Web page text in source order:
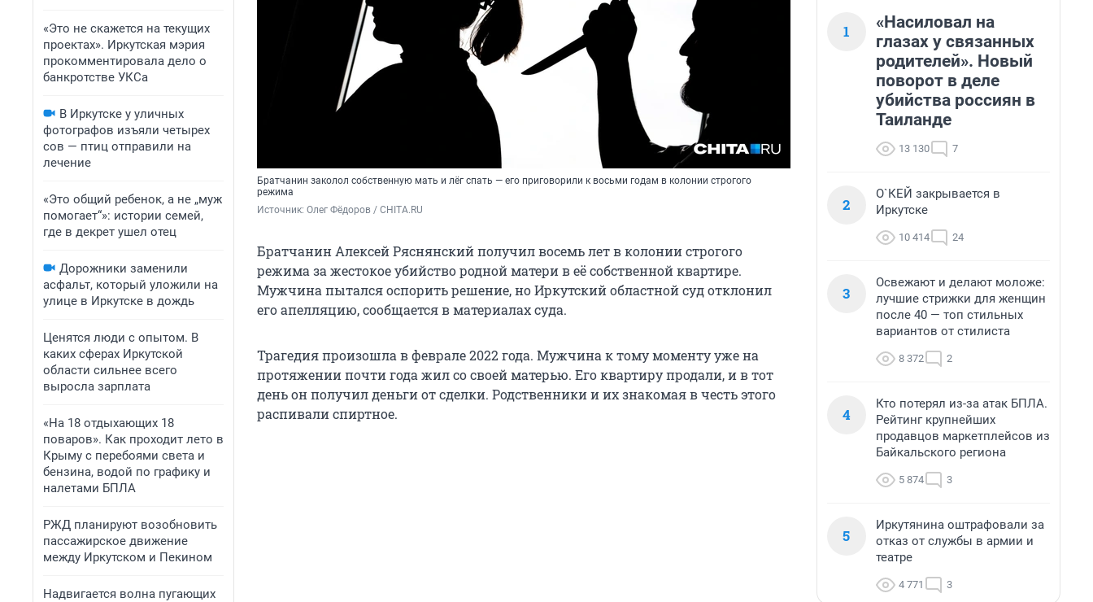
«Это не скажется на текущих
проектах». Иркутская мэрия
прокомментировала дело о
банкротстве УКСа
В Иркутске у уличных
фотографов изъяли четырех
сов — птиц отправили на
лечение
«Это общий ребенок, а не „муж
помогает“»: истории семей,
где в декрет ушел отец
Дорожники заменили
асфальт, который уложили на
улице в Иркутске в дождь
Ценятся люди с опытом. В
каких сферах Иркутской
области сильнее всего
выросла зарплата
«На 18 отдыхающих 18
поваров». Как проходит лето в
Крыму с перебоями света и
бензина, водой по графику и
налетами БПЛА
РЖД планируют возобновить
пассажирское движение
между Иркутском и Пекином
Надвигается волна пугающих
Братчанин заколол собственную мать и лёг спать — его приговорили к восьми годам в колонии строгого
режима
Источник: Олег Фёдоров / CHITA.RU
Братчанин Алексей Ряснянский получил восемь лет в колонии строгого
режима за жестокое убийство родной матери в её собственной квартире.
Мужчина пытался оспорить решение, но Иркутский областной суд отклонил
его апелляцию, сообщается в материалах суда.
Трагедия произошла в феврале 2022 года. Мужчина к тому моменту уже на
протяжении почти года жил со своей матерью. Его квартиру продали, и в тот
день он получил деньги от сделки. Родственники и их знакомая в честь этого
распивали спиртное.
1
«Насиловал на
глазах у связанных
родителей». Новый
поворот в деле
убийства россиян в
Таиланде
13 130 7
2
О`КЕЙ закрывается в
Иркутске
10 414 24
3
Освежают и делают моложе:
лучшие стрижки для женщин
после 40 — топ стильных
вариантов от стилиста
8 372 2
4
Кто потерял из-за атак БПЛА.
Рейтинг крупнейших
продавцов маркетплейсов из
Байкальского региона
5 874 3
5
Иркутянина оштрафовали за
отказ от службы в армии и
театре
4 771 3